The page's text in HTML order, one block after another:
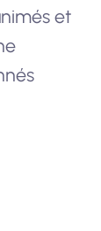
et